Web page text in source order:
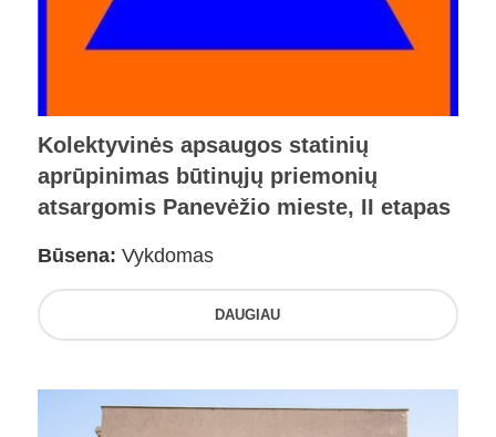
Kolektyvinės apsaugos statinių
aprūpinimas būtinųjų priemonių
atsargomis Panevėžio mieste, II etapas
Būsena: Vykdomas
DAUGIAU